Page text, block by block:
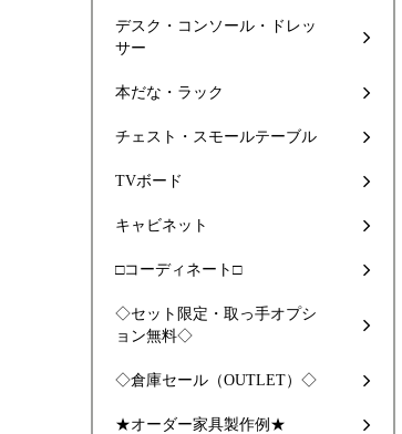
デスク・コンソール・ドレッ
サー
本だな・ラック
チェスト・スモールテーブル
TVボード
キャビネット
□コーディネート□
◇セット限定・取っ手オプシ
ョン無料◇
◇倉庫セール（OUTLET）◇
★オーダー家具製作例★